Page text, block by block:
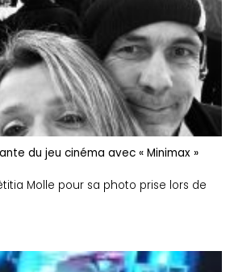
du jeu cinéma avec « Minimax »
Molle pour sa photo prise lors de